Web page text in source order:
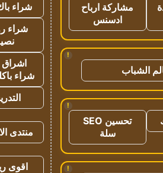
مشاركة ارباح
ادسنس
!
الشباب
!
تحسين SEO
سلة
!
شراء
شراء
اشراق
شراء
منتدى
اقوى